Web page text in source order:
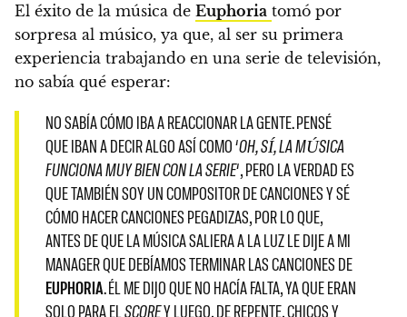
El éxito de la música de Euphoria tomó por
sorpresa al músico, ya que, al ser su primera
experiencia trabajando en una serie de televisión,
no sabía qué esperar:
NO SABÍA CÓMO IBA A REACCIONAR LA GENTE. PENSÉ
QUE IBAN A DECIR ALGO ASÍ COMO ‘OH, SÍ, LA MÚSICA
FUNCIONA MUY BIEN CON LA SERIE‘,PERO LA VERDAD ES
QUE TAMBIÉN SOY UN COMPOSITOR DE CANCIONES Y SÉ
CÓMO HACER CANCIONES PEGADIZAS, POR LO QUE,
ANTES DE QUE LA MÚSICA SALIERA A LA LUZ LE DIJE A MI
MANAGER QUE DEBÍAMOS TERMINAR LAS CANCIONES DE
EUPHORIA. ÉL ME DIJO QUE NO HACÍA FALTA, YA QUE ERAN
SOLO PARA ELSCOREY LUEGO,DE REPENTE, CHICOS Y